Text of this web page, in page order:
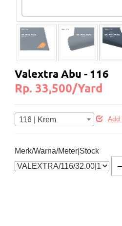
Valextra Abu - 116
Rp. 33,500/Yard
116 | Krem Add
Merk/Warna/Meter|Stock